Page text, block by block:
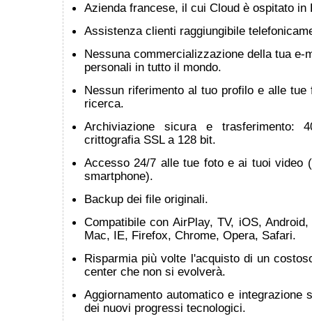
Azienda francese, il cui Cloud è ospitato in
Assistenza clienti raggiungibile
Nessuna commercializzazione della tua e-
personali in tutto il mondo.
Nessun riferimento al tuo profilo e alle tue
ricerca.
Archiviazione sicura e trasferimento:
crittografia SSL a 128 bit.
Accesso 24/7 alle tue foto e ai tuoi video
smartphone).
Backup dei file originali.
Compatibile con AirPlay, TV, iOS,
Mac, IE, Firefox, Chrome, Opera, Safari.
Risparmia più volte l'acquisto di un
center che non si evolverà.
Aggiornamento automatico e integrazione
dei nuovi progressi tecnologici.